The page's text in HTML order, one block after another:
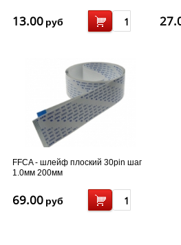
13.00 руб
FFCA - шлейф плоский 30pin шаг
1.0мм 200мм
69.00 руб